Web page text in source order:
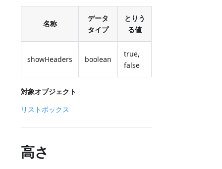
名称
データ
タイプ
とりう
る値
showHeaders boolean
true,
false
対象オブジェクト
リストボックス
高さ